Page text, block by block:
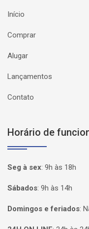
Início
Comprar
Alugar
Lançamentos
Contato
Horário de
Seg à sex: 9h às 18h
Sábados: 9h às 14h
Domingos e feriados: